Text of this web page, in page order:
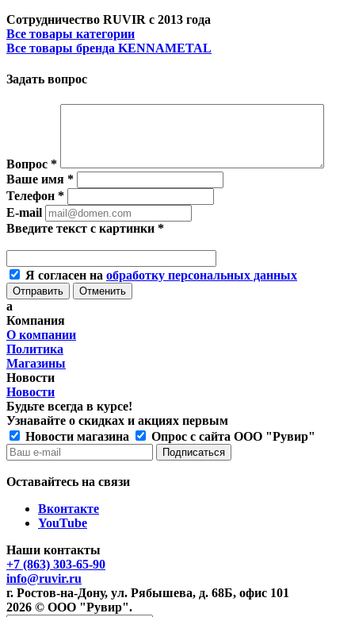
Сотрудничество RUVIR с 2013 года
Все товары категории
Все товары бренда KENNAMETAL
Задать вопрос
Вопрос *
Ваше имя *
Телефон *
E-mail
Введите текст с картинки *
Я согласен на обработку персональных данных
Отменить
a
Компания
О компании
Политика
Магазины
Новости
Новости
Будьте всегда в курсе!
Узнавайте о скидках и акциях первым
Новости магазина
Опрос с сайта ООО "Рувир"
Оставайтесь на связи
Вконтакте
YouTube
Наши контакты
+7 (863) 303-65-90
info@ruvir.ru
г. Ростов-на-Дону, ул. Рябышева, д. 68Б, офис 101
2026 © ООО "Рувир".